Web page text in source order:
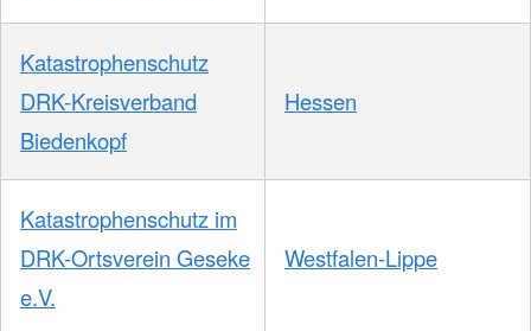
Katastrophenschutz
DRK-Kreisverband
Biedenkopf
Hessen
Katastrophenschutz im
DRK-Ortsverein Geseke
e.V.
Westfalen-Lippe